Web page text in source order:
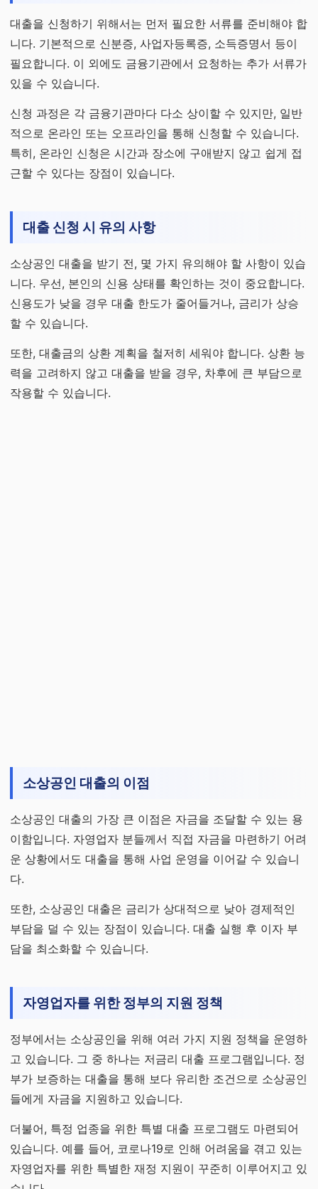
대출을 신청하기 위해서는 먼저 필요한 서류를 준비해야 합
니다. 기본적으로 신분증, 사업자등록증, 소득증명서 등이
필요합니다. 이 외에도 금융기관에서 요청하는 추가 서류가
있을 수 있습니다.
신청 과정은 각 금융기관마다 다소 상이할 수 있지만, 일반
적으로 온라인 또는 오프라인을 통해 신청할 수 있습니다.
특히, 온라인 신청은 시간과 장소에 구애받지 않고 쉽게 접
근할 수 있다는 장점이 있습니다.
대출 신청 시 유의 사항
소상공인 대출을 받기 전, 몇 가지 유의해야 할 사항이 있습
니다. 우선, 본인의 신용 상태를 확인하는 것이 중요합니다.
신용도가 낮을 경우 대출 한도가 줄어들거나, 금리가 상승
할 수 있습니다.
또한, 대출금의 상환 계획을 철저히 세워야 합니다. 상환 능
력을 고려하지 않고 대출을 받을 경우, 차후에 큰 부담으로
작용할 수 있습니다.
소상공인 대출의 이점
소상공인 대출의 가장 큰 이점은 자금을 조달할 수 있는 용
이함입니다. 자영업자 분들께서 직접 자금을 마련하기 어려
운 상황에서도 대출을 통해 사업 운영을 이어갈 수 있습니
다.
또한, 소상공인 대출은 금리가 상대적으로 낮아 경제적인
부담을 덜 수 있는 장점이 있습니다. 대출 실행 후 이자 부
담을 최소화할 수 있습니다.
자영업자를 위한 정부의 지원 정책
정부에서는 소상공인을 위해 여러 가지 지원 정책을 운영하
고 있습니다. 그 중 하나는 저금리 대출 프로그램입니다. 정
부가 보증하는 대출을 통해 보다 유리한 조건으로 소상공인
들에게 자금을 지원하고 있습니다.
더불어, 특정 업종을 위한 특별 대출 프로그램도 마련되어
있습니다. 예를 들어, 코로나19로 인해 어려움을 겪고 있는
자영업자를 위한 특별한 재정 지원이 꾸준히 이루어지고 있